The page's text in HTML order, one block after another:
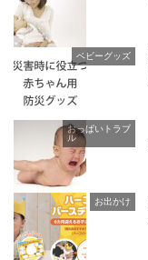
ベビーグッズ
おっぱいトラブ
ル
お出かけ